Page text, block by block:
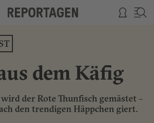
dem Käfig
der Rote Thunfisch gemästet –
den trendigen Häppchen giert.